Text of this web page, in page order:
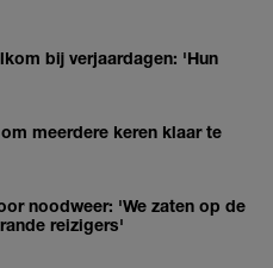
bij verjaardagen: 'Hun
meerdere keren klaar te
noodweer: 'We zaten op de
reizigers'